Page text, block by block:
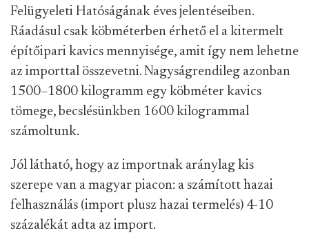
Felügyeleti Hatóságának éves jelentéseiben.
Ráadásul csak köbméterben érhető el a kitermelt
építőipari kavics mennyisége, amit így nem lehetne
az importtal összevetni. Nagyságrendileg azonban
1500–1800 kilogramm egy köbméter kavics
tömege, becslésünkben 1600 kilogrammal
számoltunk.
Jól látható, hogy az importnak aránylag kis
szerepe van a magyar piacon: a számított hazai
felhasználás (import plusz hazai termelés) 4-10
százalékát adta az import.